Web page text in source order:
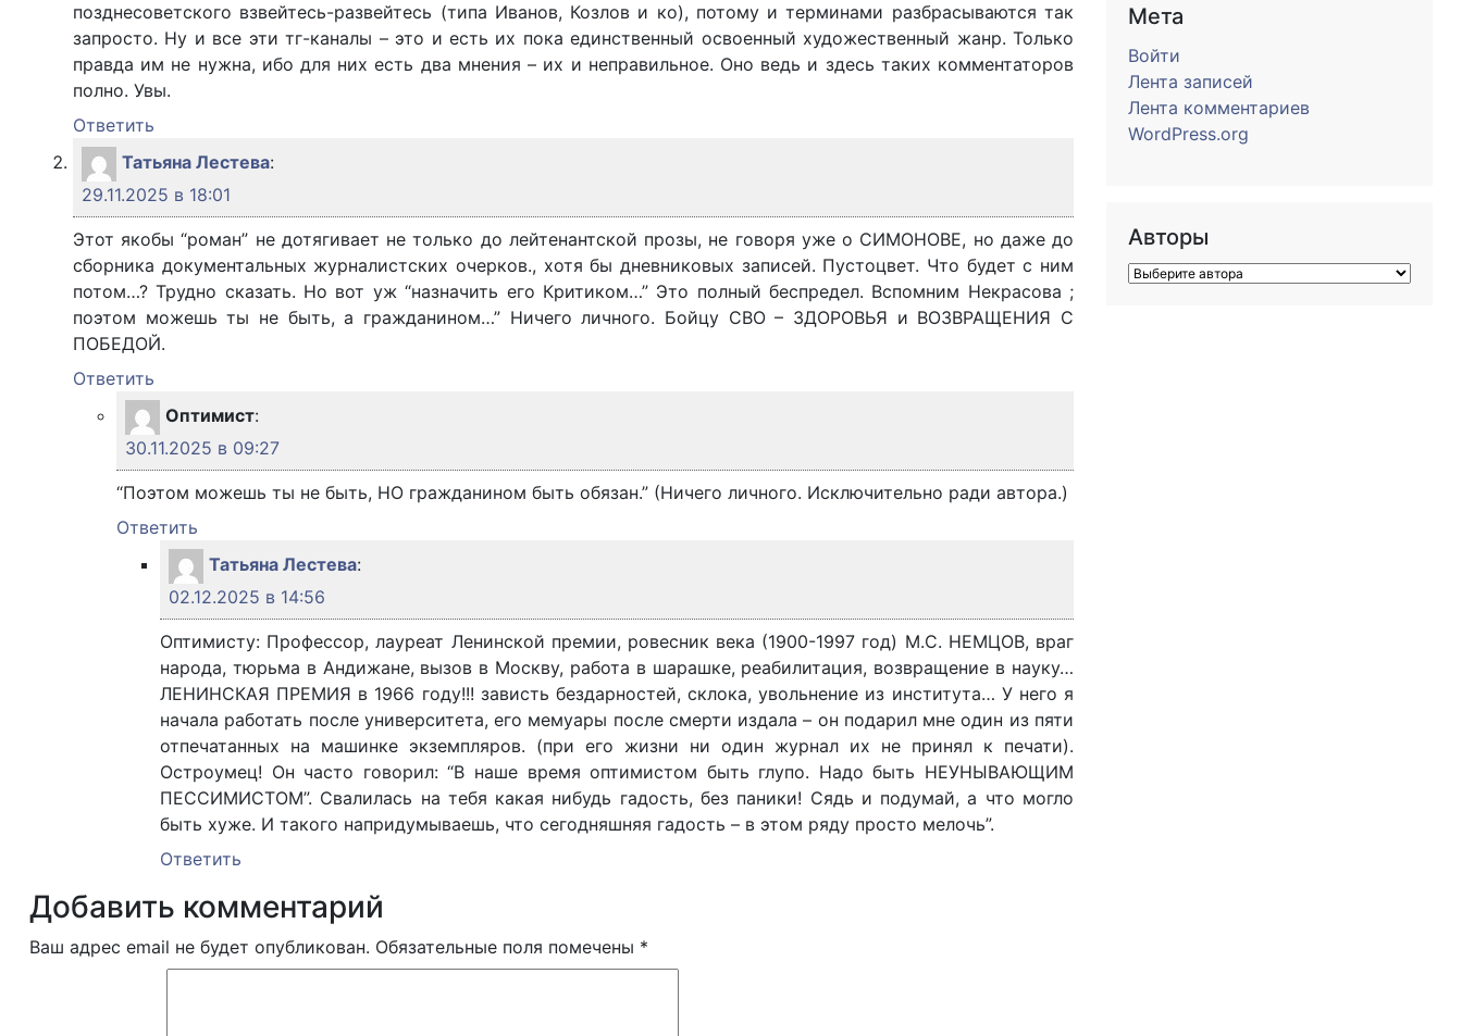
позднесоветского взвейтесь-развейтесь (типа Иванов, Козлов и ко), потому и терминами разбрасываются так
запросто. Ну и все эти тг-каналы – это и есть их пока единственный освоенный художественный жанр. Только
правда им не нужна, ибо для них есть два мнения – их и неправильное. Оно ведь и здесь таких комментаторов
полно. Увы.
Ответить
Татьяна Лестева:
29.11.2025 в 18:01
Этот якобы “роман” не дотягивает не только до лейтенантской прозы, не говоря уже о СИМОНОВЕ, но даже до
сборника документальных журналистских очерков., хотя бы дневниковых записей. Пустоцвет. Что будет с ним
потом…? Трудно сказать. Но вот уж “назначить его Критиком…” Это полный беспредел. Вспомним Некрасова ;
поэтом можешь ты не быть, а гражданином…” Ничего личного. Бойцу СВО – ЗДОРОВЬЯ и ВОЗВРАЩЕНИЯ С
ПОБЕДОЙ.
Ответить
Оптимист:
30.11.2025 в 09:27
“Поэтом можешь ты не быть, НО гражданином быть обязан.” (Ничего личного. Исключительно ради автора.)
Ответить
Татьяна Лестева:
02.12.2025 в 14:56
Оптимисту: Профессор, лауреат Ленинской премии, ровесник века (1900-1997 год) М.С. НЕМЦОВ, враг
народа, тюрьма в Андижане, вызов в Москву, работа в шарашке, реабилитация, возвращение в науку…
ЛЕНИНСКАЯ ПРЕМИЯ в 1966 году!!! зависть бездарностей, склока, увольнение из института… У него я
начала работать после университета, его мемуары после смерти издала – он подарил мне один из пяти
отпечатанных на машинке экземпляров. (при его жизни ни один журнал их не принял к печати).
Остроумец! Он часто говорил: “В наше время оптимистом быть глупо. Надо быть НЕУНЫВАЮЩИМ
ПЕССИМИСТОМ”. Свалилась на тебя какая нибудь гадость, без паники! Сядь и подумай, а что могло
быть хуже. И такого напридумываешь, что сегодняшняя гадость – в этом ряду просто мелочь”.
Ответить
Добавить комментарий
Ваш адрес email не будет опубликован. Обязательные поля помечены *
Мета
Войти
Лента записей
Лента комментариев
WordPress.org
Авторы